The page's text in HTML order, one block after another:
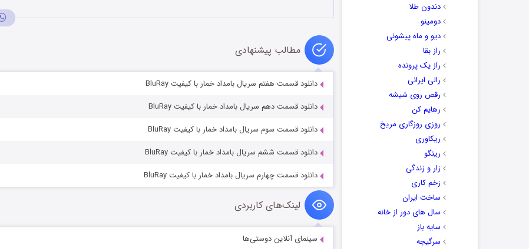
دندون طلا
دومینو
دیو و ماه پیشونی
راز بقا
راز یک پرونده
رالی ایرانی
رقص روی شیشه
رهایم کن
روزی روزگاری مریخ
ریکاوری
رینگو
زار و زندگی
زخم کاری
ساخت ایران
سال های دور از خانه
سایه باز
سرگیجه
مطالب پیشنهادی
دانلود قسمت هفتم سریال بامداد خمار با کیفیت BluRay
دانلود قسمت دهم سریال بامداد خمار با کیفیت BluRay
دانلود قسمت سوم سریال بامداد خمار با کیفیت BluRay
دانلود قسمت ششم سریال بامداد خمار با کیفیت BluRay
دانلود قسمت چهارم سریال بامداد خمار با کیفیت BluRay
لینک‌های کاربردی
سینمای آنلاین دوستی‌ها